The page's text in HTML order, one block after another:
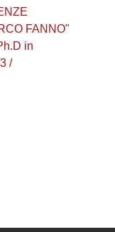
FANNO"
in
/